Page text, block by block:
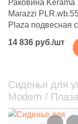
Раковина Kerama
Marazzi
Plaza подвесная с
смеситель и с
14 836 руб./шт
Сиденья для
Modern /